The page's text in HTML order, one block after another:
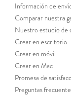
Información de
Comparar nuestra
Nuestro estudio de
Crear en escritorio
Crear en móvil
Crear en Mac
Promesa de
Preguntas